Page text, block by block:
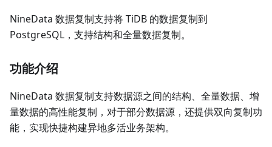
NineData 数据复制支持将 TiDB 的数据复制到
PostgreSQL，支持结构和全量数据复制。
功能介绍
NineData 数据复制支持数据源之间的结构、全量数据、增
量数据的高性能复制，对于部分数据源，还提供双向复制功
能，实现快捷构建异地多活业务架构。